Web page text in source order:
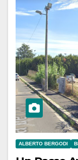
ALBERTO BERGODI